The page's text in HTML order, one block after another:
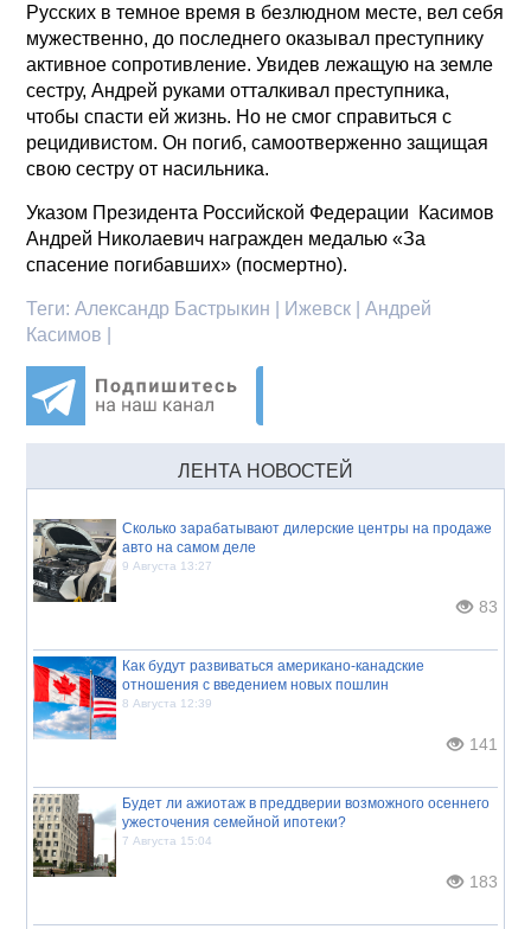
Русских в темное время в безлюдном месте, вел себя
мужественно, до последнего оказывал преступнику
активное сопротивление. Увидев лежащую на земле
сестру, Андрей руками отталкивал преступника,
чтобы спасти ей жизнь. Но не смог справиться с
рецидивистом. Он погиб, самоотверженно защищая
свою сестру от насильника.
Указом Президента Российской Федерации Касимов
Андрей Николаевич награжден медалью «За
спасение погибавших» (посмертно).
Теги:Александр Бастрыкин | Ижевск | Андрей
Касимов |
ЛЕНТА НОВОСТЕЙ
Сколько зарабатывают дилерские центры на продаже
авто на самом деле
9 Августа 13:27
83
Как будут развиваться американо-канадские
отношения с введением новых пошлин
8 Августа 12:39
141
Будет ли ажиотаж в преддверии возможного осеннего
ужесточения семейной ипотеки?
7 Августа 15:04
183